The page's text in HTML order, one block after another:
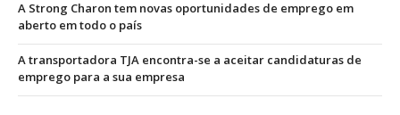
A Strong Charon tem novas oportunidades de emprego em
aberto em todo o país
A transportadora TJA encontra-se a aceitar candidaturas de
emprego para a sua empresa